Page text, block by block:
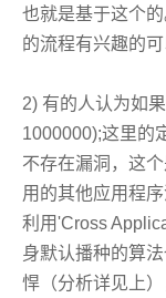
也就是基于这个
的流程有兴趣的可
2) 有的人认为如
1000000);这里的
不存在漏洞，这
用的其他应用程
利用'Cross
身默认播种的算
悍（分析详见上